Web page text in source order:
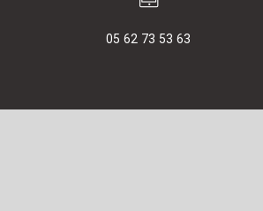
05 62 73 53 63